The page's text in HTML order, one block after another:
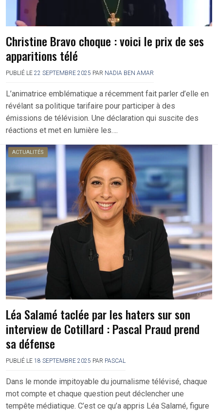
Christine Bravo choque : voici le prix de ses
apparitions télé
PUBLIÉ LE 22 SEPTEMBRE 2025 PAR NADIA BEN AMAR
L’animatrice emblématique a récemment fait parler d’elle en
révélant sa politique tarifaire pour participer à des
émissions de télévision. Une déclaration qui suscite des
réactions et met en lumière les….
ACTUALITÉS
Léa Salamé taclée par les haters sur son
interview de Cotillard : Pascal Praud prend
sa défense
PUBLIÉ LE 18 SEPTEMBRE 2025 PAR PASCAL
Dans le monde impitoyable du journalisme télévisé, chaque
mot compte et chaque question peut déclencher une
tempête médiatique. C’est ce qu’a appris Léa Salamé, figure